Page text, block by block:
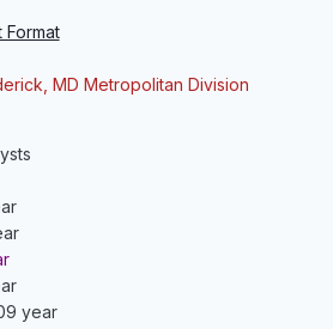
Format
MD Metropolitan Division
year